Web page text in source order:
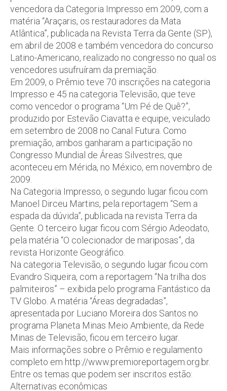
vencedora da Categoria Impresso em 2009, com a
matéria “Araçaris, os restauradores da Mata
Atlântica”, publicada na Revista Terra da Gente (SP),
em abril de 2008 e também vencedora do concurso
Latino-Americano, realizado no congresso no qual os
vencedores usufruíram da premiação.
Em 2009, o Prêmio teve 70 inscrições na categoria
Impresso e 45 na categoria Televisão, que teve
como vencedor o programa “Um Pé de Quê?”,
produzido por Estevão Ciavatta e equipe, veiculado
em setembro de 2008 no Canal Futura. Como
premiação, ambos ganharam a participação no
Congresso Mundial de Áreas Silvestres, que
aconteceu em Mérida, no México, em novembro de
2009.
Na Categoria Impresso, o segundo lugar ficou com
Manoel Dirceu Martins, pela reportagem “Sem a
espada da dúvida”, publicada na revista Terra da
Gente. O terceiro lugar ficou com Sérgio Adeodato,
pela matéria “O colecionador de mariposas”, da
revista Horizonte Geográfico.
Na categoria Televisão, o segundo lugar ficou com
Evandro Siqueira, com a reportagem “Na trilha dos
palmiteiros” – exibida pelo programa Fantástico da
TV Globo. A matéria “Áreas degradadas”,
apresentada por Luciano Moreira dos Santos no
programa Planeta Minas Meio Ambiente, da Rede
Minas de Televisão, ficou em terceiro lugar.
Mais informações sobre o Prêmio e regulamento
completo em http://www.premioreportagem.org.br.
Entre os temas que podem ser inscritos estão:
Alternativas econômicas